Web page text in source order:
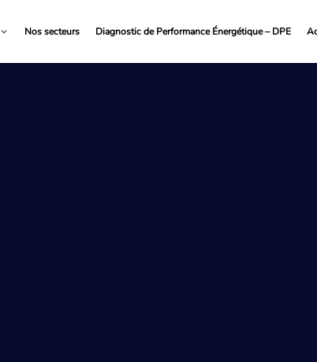
Nos secteurs Diagnostic de Performance Énergétique – DPE